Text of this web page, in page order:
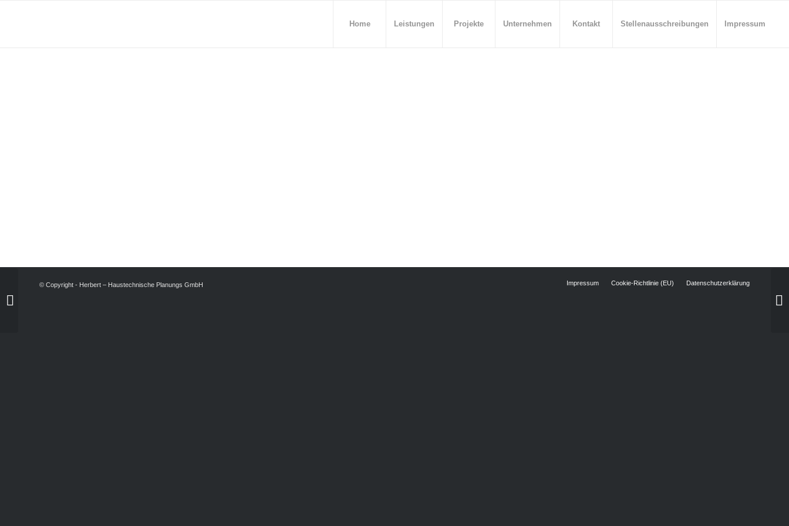
Home Leistungen Projekte Unternehmen Kontakt Stellenausschreibungen Impressum
© Copyright - Herbert – Haustechnische Planungs GmbH Impressum Cookie-Richtlinie (EU) Datenschutzerklärung